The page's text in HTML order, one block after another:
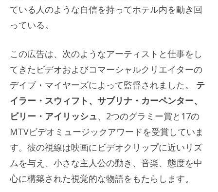
ている人のような自信を持ってホテル内を動き回
っている。
この広告は、次のようなアーティストと仕事をし
てきたビデオおよびコマーシャルクリエイターの
デイブ・マイヤーズによって監督されました。
テ
イラー・スウィフト、サブリナ・カーペンター、
ビリー・アイリッシュ、2つのグラミー賞と17の
MTVビデオミュージックアワードを受賞していま
す。彼の視線は映画にビデオクリップに近いリズ
ムを与え、小さな主人公の動き、音楽、態度を中
心に構築された視覚的な物語をもたらします。